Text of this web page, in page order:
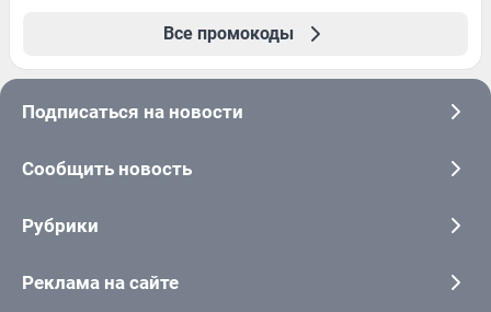
Все промокоды
Подписаться на новости
Сообщить новость
Рубрики
Реклама на сайте